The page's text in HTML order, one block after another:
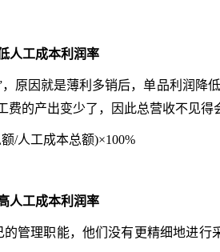
人工成本利润率
原因就是薄利多销后，单品利润降
费的产出变少了，因此总营收不见得
/人工成本总额)×100%
人工成本利润率
管理职能，他们没有更精细地进行